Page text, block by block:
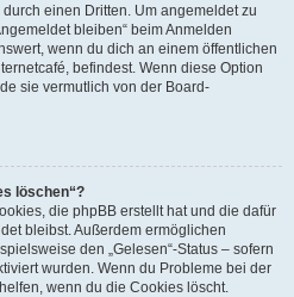
einen Dritten. Um angemeldet zu
bleiben“ beim Anmelden
wenn du dich an einem öffentlichen
befindest. Wenn diese Option
sie vermutlich von der Board-
löschen“?
die phpBB erstellt hat und die dafür
bleibst. Außerdem ermöglichen
den „Gelesen“-Status – sofern
wurden. Wenn du Probleme bei der
wenn du die Cookies löscht.